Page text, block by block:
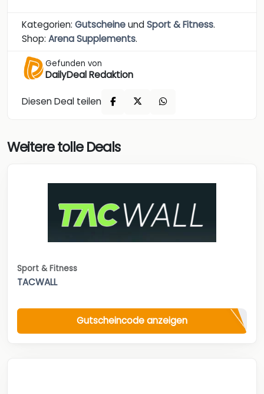
Kategorien: GutscheineundSport & Fitness.
Shop: Arena Supplements.
Gefunden von
DailyDeal Redaktion
Diesen Deal teilen
Weitere tolle Deals
Sport & Fitness
TACWALL
Gutscheincode anzeigen